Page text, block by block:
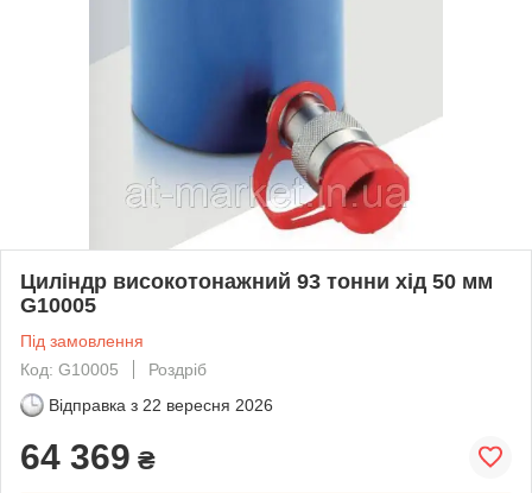
Циліндр високотонажний 93 тонни хід 50 мм
G10005
Під замовлення
Код: G10005
Роздріб
Відправка з 22 вересня 2026
64 369 ₴